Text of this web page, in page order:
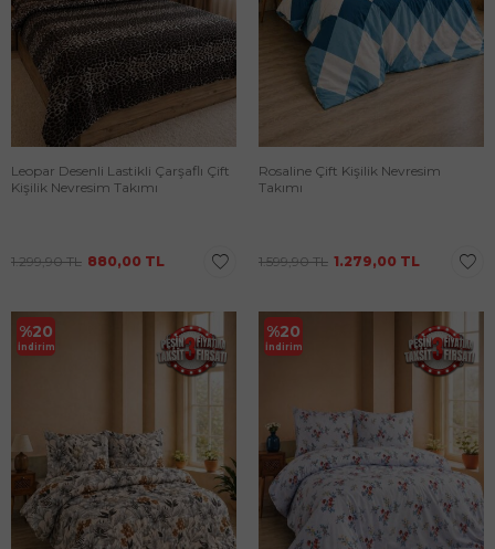
Leopar Desenli Lastikli Çarşaflı Çift
Kişilik Nevresim Takımı
1.299,90TL 880,00 TL
Rosaline Çift Kişilik Nevresim
Takımı
1.599,90TL 1.279,00 TL
%20
İndirim
%20
İndirim